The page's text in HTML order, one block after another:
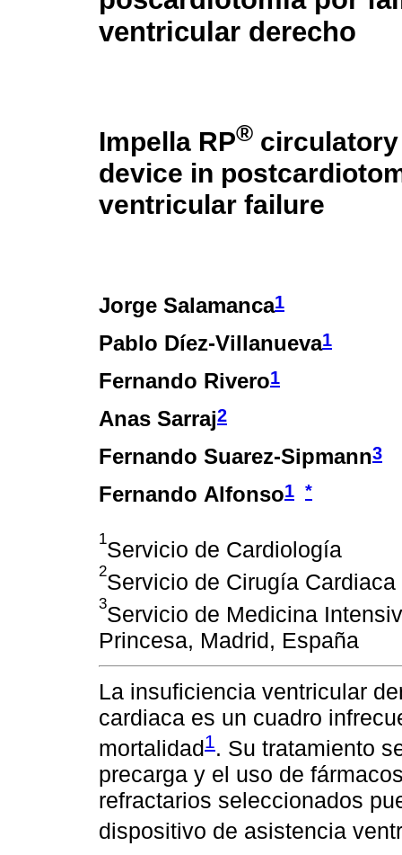
ventricular derecho
Impella RP®
device in
ventricular failure
Jorge Salamanca1
Pablo Díez-Villanueva1
Fernando Rivero1
Anas Sarraj2
Fernando Suarez-Sipmann3
Fernando Alfonso1 *
1Servicio de Cardiología
2Servicio de Cirugía Cardiaca
3Servicio de Medicina
Princesa, Madrid, España
La insuficiencia ventricular
cardiaca es un cuadro
mortalidad1. Su tratamiento
precarga y el uso de
refractarios seleccionados
dispositivo de asistencia